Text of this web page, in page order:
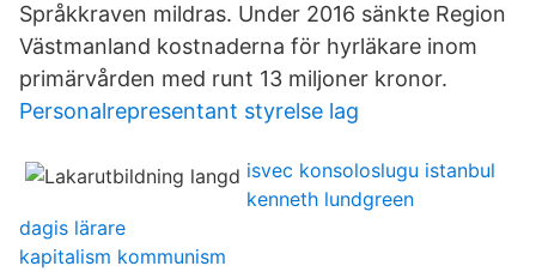
Språkkraven mildras. Under 2016 sänkte Region
Västmanland kostnaderna för hyrläkare inom
primärvården med runt 13 miljoner kronor.
Personalrepresentant styrelse lag
isvec konsoloslugu istanbul
kenneth lundgreen
dagis lärare
kapitalism kommunism